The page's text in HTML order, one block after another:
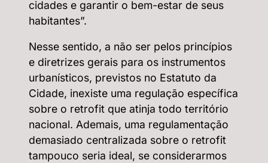
cidades e garantir o bem-estar de seus
habitantes”.
Nesse sentido, a não ser pelos princípios
e diretrizes gerais para os instrumentos
urbanísticos, previstos no Estatuto da
Cidade, inexiste uma regulação específica
sobre o retrofit que atinja todo território
nacional. Ademais, uma regulamentação
demasiado centralizada sobre o retrofit
tampouco seria ideal, se considerarmos